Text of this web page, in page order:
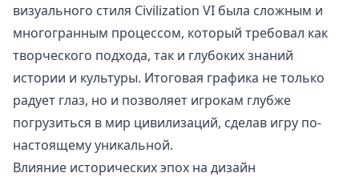
визуального стиля Civilization VI была сложным и
многогранным процессом, который требовал как
творческого подхода, так и глубоких знаний
истории и культуры. Итоговая графика не только
радует глаз, но и позволяет игрокам глубже
погрузиться в мир цивилизаций, сделав игру по-
настоящему уникальной.
Влияние исторических эпох на дизайн